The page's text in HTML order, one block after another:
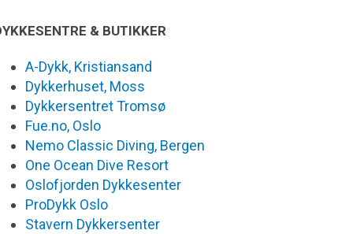
& BUTIKKER
A-Dykk, Kristiansand
Dykkerhuset, Moss
Dykkersentret Tromsø
Fue.no, Oslo
Nemo Classic Diving, Bergen
One Ocean Dive Resort
Oslofjorden Dykkesenter
ProDykk Oslo
Stavern Dykkersenter